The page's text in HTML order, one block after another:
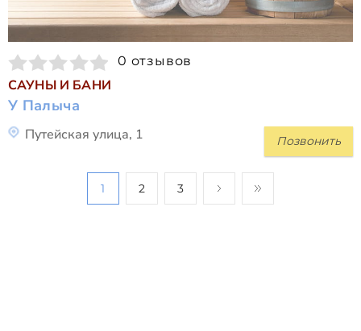
0 отзывов
САУНЫ И БАНИ
У Палыча
Позвонить
Путейская улица, 1
1 2 3